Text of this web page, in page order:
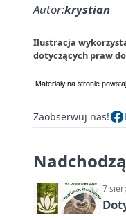
Autor:krystian
Ilustracja
dotyczących praw
Zaobserwuj nas!
7